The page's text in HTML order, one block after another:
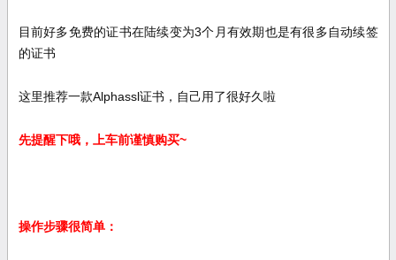
目前好多免费的证书在陆续变为3个月有效期也是有很多自动续签
的证书
这里推荐一款Alphassl证书，自己用了很好久啦
先提醒下哦，上车前谨慎购买~
操作步骤很简单：